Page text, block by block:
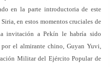
en la parte introductoria de este
en estos momentos cruciales de
invitación a Pekín le habría sido
el almirante chino, Guyan Yuvi,
Militar del Ejército Popular de